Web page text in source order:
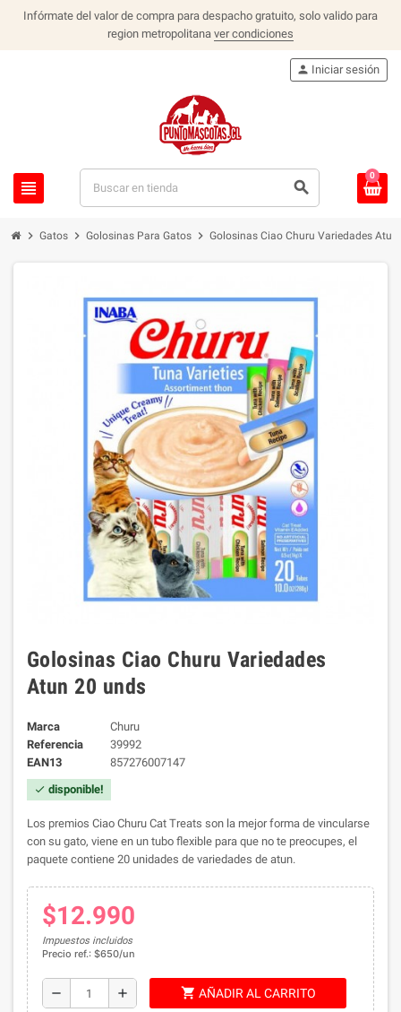
Infórmate del valor de compra para despacho gratuito, solo valido para
region metropolitana ver condiciones
view_headline search
person Iniciar sesión
0
chevron_right Gatos chevron_right Golosinas Para Gatos chevron_right Golosinas Ciao Churu Variedades
Golosinas Ciao Churu Variedades
Atun 20 unds
Marca
Churu
Referencia
39992
EAN13
857276007147
check disponible!
Los premios Ciao Churu Cat Treats son la mejor forma de vincularse
con su gato, viene en un tubo flexible para que no te preocupes, el
paquete contiene 20 unidades de variedades de atun.
$12.990
Impuestos incluidos
Precio ref.: $650/un
remove add shopping_cart AÑADIR AL CARRITO